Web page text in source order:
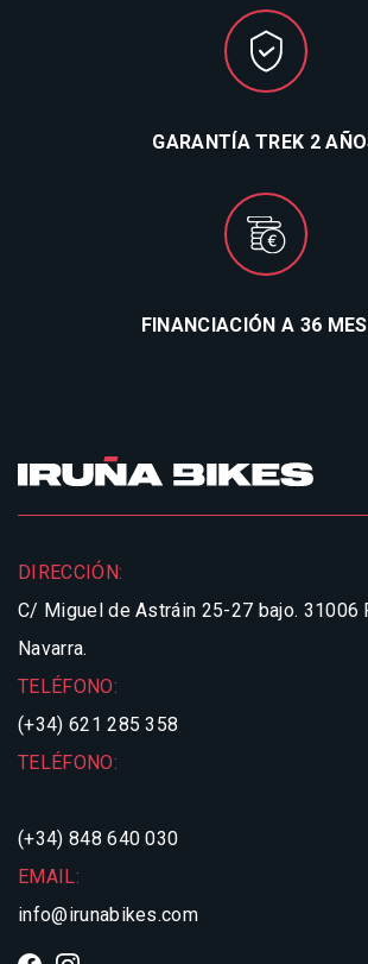
GARANTÍA TREK 2
FINANCIACIÓN A 36
DIRECCIÓN:
C/ Miguel de Astráin 25-27 bajo. 31006
Navarra.
TELÉFONO:
(+34) 621 285 358
TELÉFONO:
(+34) 848 640 030
EMAIL:
info@irunabikes.com